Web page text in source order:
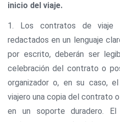
inicio del viaje.
1. Los contratos de viaje
redactados en un lenguaje
por escrito, deberán ser
celebración del contrato o
organizador o, en su caso,
viajero una copia del contrato
en un soporte duradero.